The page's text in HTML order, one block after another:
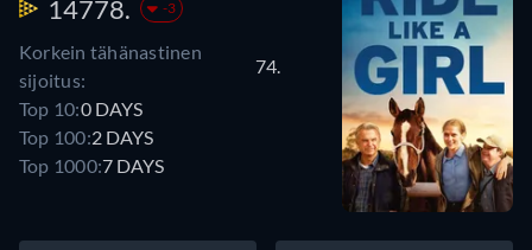
14778. -3
Korkein tähänastinen
sijoitus:
74.
Top 10:0 DAYS
Top 100:2 DAYS
Top 1000:7 DAYS